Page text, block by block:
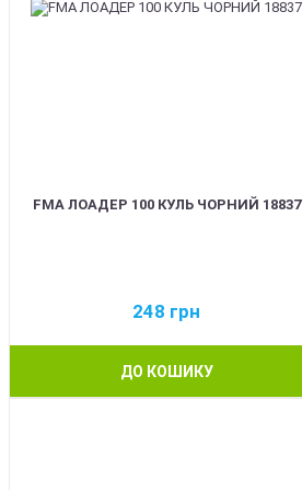
FMA ЛОАДЕР 100 КУЛЬ ЧОРНИЙ 18837
248 грн
ДО КОШИКУ